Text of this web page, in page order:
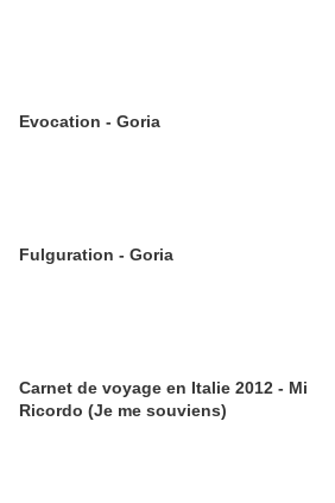
Evocation - Goria
Fulguration - Goria
Carnet de voyage en Italie 2012 - Mi
Ricordo (Je me souviens)